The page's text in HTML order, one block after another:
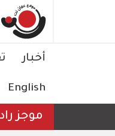
Main
أخبار
English
موجز